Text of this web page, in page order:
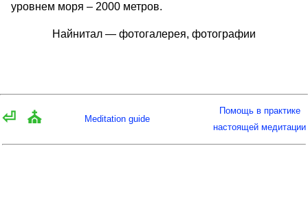
уровнем моря – 2000 метров.
Найнитал — фотогалерея, фотографии
⏎ ⛪ Meditation guide
Помощь в практике
настоящей медитации